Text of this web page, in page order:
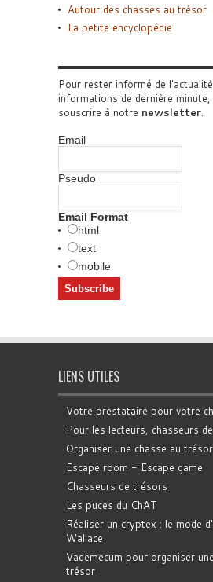
Autour des chasses au trésor
La petite encyclopédie
Pour rester informé de
informations de dernière
souscrire à notre newsletter.
Email
Pseudo
Email Format
html
text
mobile
LIENS UTILES
Votre prestataire pour votre
Pour les lecteurs, chasseurs
Organiser une chasse au trésor
Escape room - Escape game
Chasseurs de trésors
Les puces du ChAT
Réaliser un cryptex : le mode
Wallace
Vademecum pour organiser
trésor